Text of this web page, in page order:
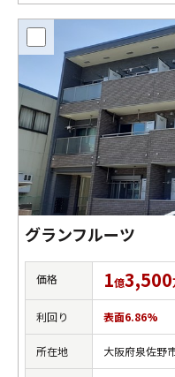
グランフルーツ
価格 1億3,500
利回り 表面6.86%
所在地 大阪府泉佐野